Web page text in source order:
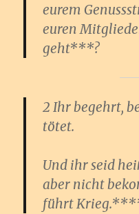
eurem
euren
geht***?
2 Ihr begehrt,
tötet.
Und ihr seid
aber nicht
führt